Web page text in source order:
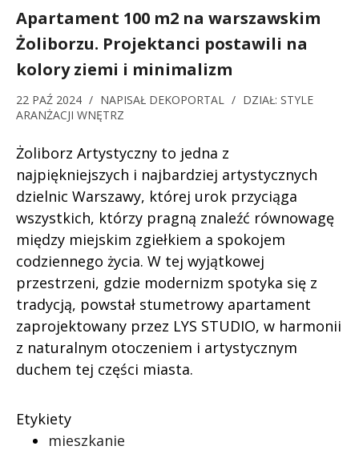
Apartament 100 m2 na warszawskim
Żoliborzu. Projektanci postawili na
kolory ziemi i minimalizm
22 PAŹ 2024 / NAPISAŁ DEKOPORTAL / DZIAŁ: STYLE
ARANŻACJI WNĘTRZ
Żoliborz Artystyczny to jedna z
najpiękniejszych i najbardziej artystycznych
dzielnic Warszawy, której urok przyciąga
wszystkich, którzy pragną znaleźć równowagę
między miejskim zgiełkiem a spokojem
codziennego życia. W tej wyjątkowej
przestrzeni, gdzie modernizm spotyka się z
tradycją, powstał stumetrowy apartament
zaprojektowany przez LYS STUDIO, w harmonii
z naturalnym otoczeniem i artystycznym
duchem tej części miasta.
Etykiety
mieszkanie